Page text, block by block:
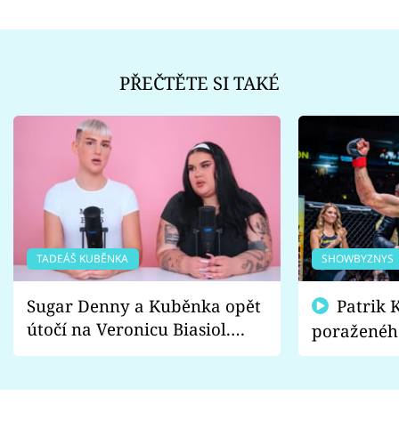
PŘEČTĚTE SI TAKÉ
TADEÁŠ KUBĚNKA
Sugar Denny a Kuběnka opět
útočí na Veronicu Biasiol.
Proč je podle nich falešná a
SHOWBYZNYS
fanoušci